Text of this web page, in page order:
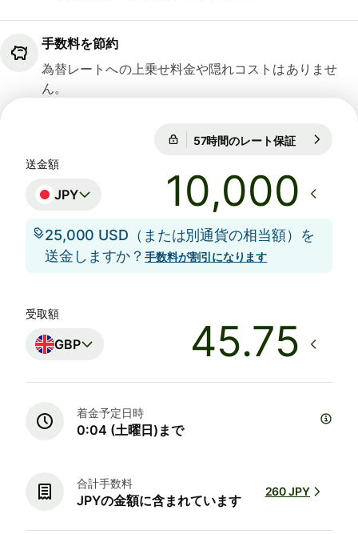
手数料を節約
為替レートへの上乗せ料金や隠れコストはありませ
ん。
57時間のレート保証
送金額
JPY
25,000 USD（または別通貨の相当額）を
送金しますか？手数料が割引になります
受取額
GBP
着金予定日時
0:04 (土曜日)まで
合計手数料
JPYの金額に含まれています
260 JPY